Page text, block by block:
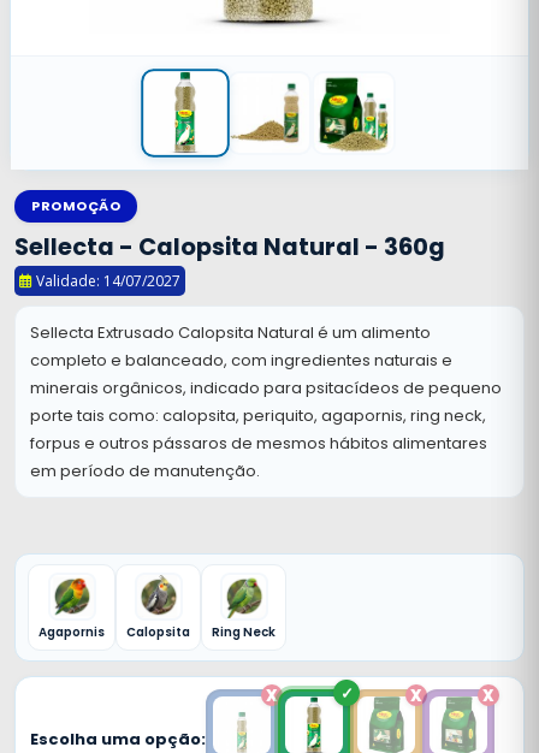
PROMOÇÃO
Sellecta - Calopsita Natural - 360g
Validade: 14/07/2027
Sellecta Extrusado Calopsita Natural é um alimento
completo e balanceado, com ingredientes naturais e
minerais orgânicos, indicado para psitacídeos de pequeno
porte tais como: calopsita, periquito, agapornis, ring neck,
forpus e outros pássaros de mesmos hábitos alimentares
em período de manutenção.
Agapornis Calopsita Ring Neck
Escolha uma opção: